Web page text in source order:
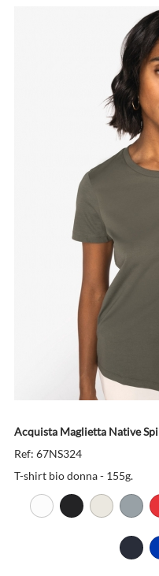
Acquista Maglietta Native
Ref: 67NS324
T-shirt bio donna - 155g.